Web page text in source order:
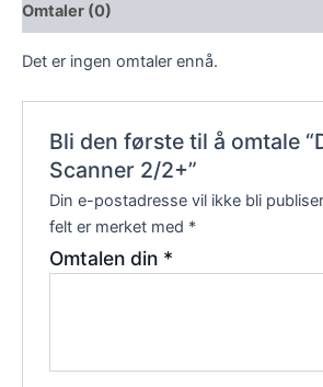
Omtaler (0)
Det er ingen omtaler ennå.
Bli den første til å omtale
Scanner 2/2+”
Din e-postadresse vil ikke bli
felt er merket med *
Omtalen din *